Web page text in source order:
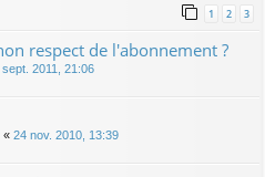
1 2 3
respect de l'abonnement ?
sept. 2011, 21:06
« 24 nov. 2010, 13:39